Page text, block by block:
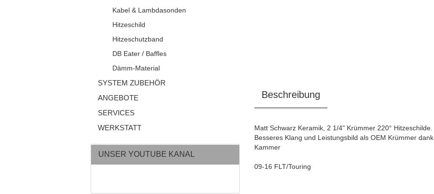
Beschreibung
Matt Schwarz Keramik, 2 1/4" Krümmer 220° Hitzeschilde.
Besseres Klang und Leistungsbild als OEM Krümmer
Kammer
09-16 FLT/Touring
Kabel & Lambdasonden
Hitzeschild
Hitzeschutzband
DB Eater / Baffles
Dämm-Material
SYSTEM ZUBEHÖR
ANGEBOTE
SERVICES
WERKSTATT
UNSER YOUTUBE KANAL